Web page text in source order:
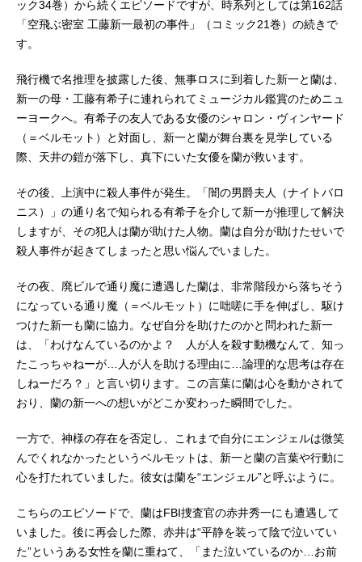
ック34巻）から続くエピソードですが、時系列としては第162話
「空飛ぶ密室 工藤新一最初の事件」（コミック21巻）の続きで
す。
飛行機で名推理を披露した後、無事ロスに到着した新一と蘭は、
新一の母・工藤有希子に連れられてミュージカル鑑賞のためニュ
ーヨークへ。有希子の友人である女優のシャロン・ヴィンヤード
（＝ベルモット）と対面し、新一と蘭が舞台裏を見学している
際、天井の鎧が落下し、真下にいた女優を蘭が救います。
その後、上演中に殺人事件が発生。「闇の男爵夫人（ナイトバロ
ニス）」の通り名で知られる有希子を介して新一が推理して解決
しますが、その犯人は蘭が助けた人物。蘭は自分が助けたせいで
殺人事件が起きてしまったと思い悩んでいました。
その夜、廃ビルで通り魔に遭遇した蘭は、非常階段から落ちそう
になっている通り魔（＝ベルモット）に咄嗟に手を伸ばし、駆け
つけた新一も蘭に協力。なぜ自分を助けたのかと問われた新一
は、「わけなんているのかよ？ 人が人を殺す動機なんて、知っ
たこっちゃねーが…人が人を助ける理由に…論理的な思考は存在
しねーだろ？」と言い切ります。この言葉に蘭は心を動かされて
おり、蘭の新一への想いがどこか変わった瞬間でした。
一方で、神様の存在を否定し、これまで自分にエンジェルは微笑
んでくれなかったというベルモットは、新一と蘭の言葉や行動に
心を打たれていました。彼女は蘭を“エンジェル”と呼ぶように。
こちらのエピソードで、蘭はFBI捜査官の赤井秀一にも遭遇して
いました。後に再会した際、赤井は“平静を装って陰で泣いてい
た”というある女性を蘭に重ねて、「また泣いているのか…お前